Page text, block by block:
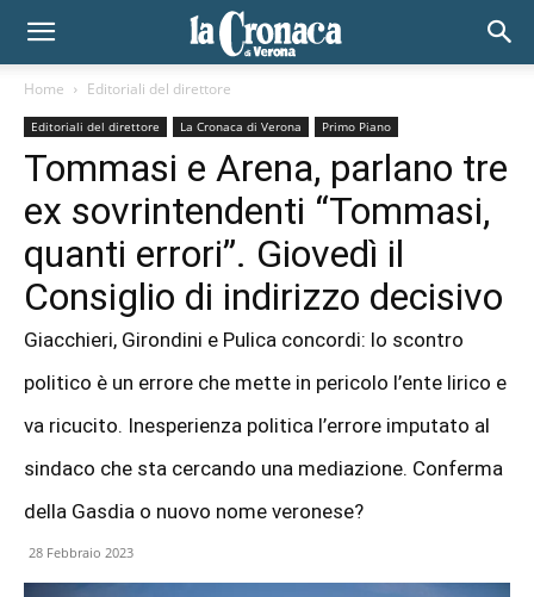
Home Editoriali del direttore
Editoriali del direttore La Cronaca di Verona Primo Piano
Tommasi e Arena, parlano tre
ex sovrintendenti “Tommasi,
quanti errori”. Giovedì il
Consiglio di indirizzo decisivo
Giacchieri, Girondini e Pulica concordi: lo scontro
politico è un errore che mette in pericolo l’ente lirico e
va ricucito. Inesperienza politica l’errore imputato al
sindaco che sta cercando una mediazione. Conferma
della Gasdia o nuovo nome veronese?
28 Febbraio 2023